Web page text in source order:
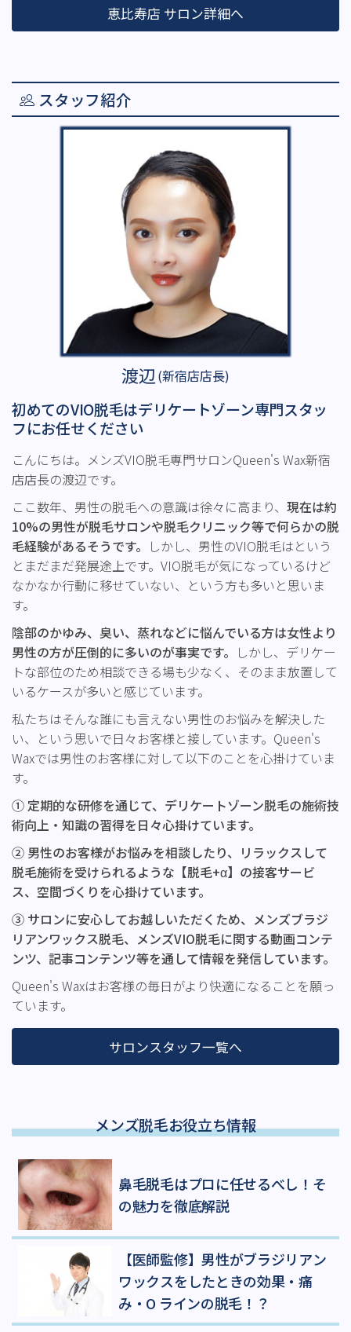
恵比寿店 サロン詳細へ
スタッフ紹介
渡辺 (新宿店店長)
初めてのVIO脱毛はデリケートゾーン専門スタッ
フにお任せください
こんにちは。メンズVIO脱毛専門サロンQueen's Wax新宿
店店長の渡辺です。
ここ数年、男性の脱毛への意識は徐々に高まり、 現在は約
10%の男性が脱毛サロンや脱毛クリニック等で何らかの脱
毛経験があるそうです。 しかし、男性のVIO脱毛はという
とまだまだ発展途上です。VIO脱毛が気になっているけど
なかなか行動に移せていない、という方も多いと思いま
す。
陰部のかゆみ、臭い、蒸れなどに悩んでいる方は女性より
男性の方が圧倒的に多いのが事実です。 しかし、デリケー
トな部位のため相談できる場も少なく、そのまま放置して
いるケースが多いと感じています。
私たちはそんな誰にも言えない男性のお悩みを解決した
い、という思いで日々お客様と接しています。Queen's
Waxでは男性のお客様に対して以下のことを心掛けていま
す。
① 定期的な研修を通じて、デリケートゾーン脱毛の施術技
術向上・知識の習得を日々心掛けています。
② 男性のお客様がお悩みを相談したり、リラックスして
脱毛施術を受けられるような【脱毛+α】の接客サービ
ス、空間づくりを心掛けています。
③ サロンに安心してお越しいただくため、メンズブラジ
リアンワックス脱毛、メンズVIO脱毛に関する動画コンテ
ンツ、記事コンテンツ等を通して情報を発信しています。
Queen's Waxはお客様の毎日がより快適になることを願っ
ています。
サロンスタッフ一覧へ
メンズ脱毛お役立ち情報
鼻毛脱毛はプロに任せるべし！そ
の魅力を徹底解説
【医師監修】男性がブラジリアン
ワックスをしたときの効果・痛
み・O ラインの脱毛！？